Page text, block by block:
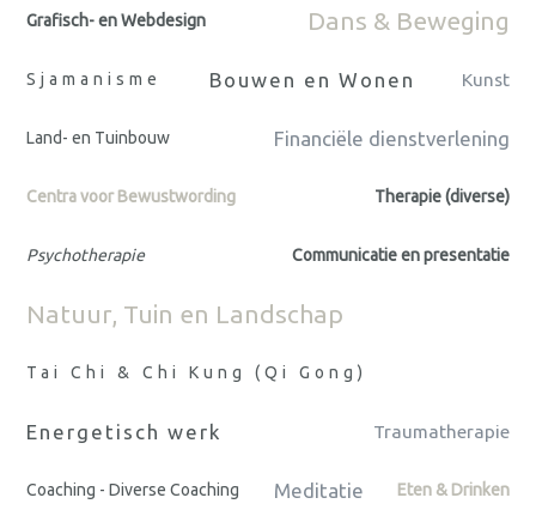
Grafisch- en Webdesign Dans & Beweging
Sjamanisme Bouwen en Wonen Kunst
Land- en Tuinbouw Financiële dienstverlening
Centra voor Bewustwording Therapie (diverse)
Psychotherapie Communicatie en presentatie
Natuur, Tuin en Landschap
Tai Chi & Chi Kung (Qi Gong)
Energetisch werk Traumatherapie
Coaching - Diverse Coaching Meditatie Eten & Drinken